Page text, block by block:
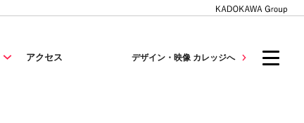
アクセス デザイン・映像 カレッジへ